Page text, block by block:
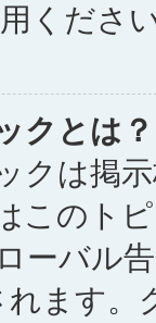
くださ
クとは？
クは掲
このト
ーバル
ます